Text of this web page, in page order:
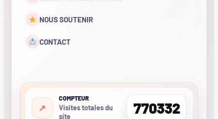
NOUS SOUTENIR
CONTACT
COMPTEUR
Visites totales du
site
770332